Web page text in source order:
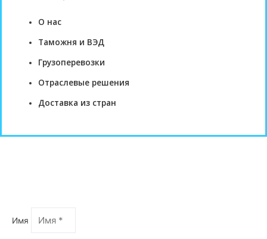
О нас
Таможня и ВЭД
Грузоперевозки
Отраслевые решения
Доставка из стран
Имя